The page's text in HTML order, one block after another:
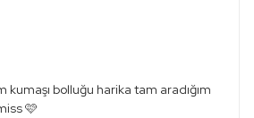
bolluğu harika tam aradığım
🩷